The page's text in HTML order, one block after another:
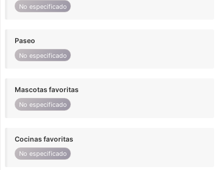
No especificado
Paseo
No especificado
Mascotas favoritas
No especificado
Cocinas favoritas
No especificado